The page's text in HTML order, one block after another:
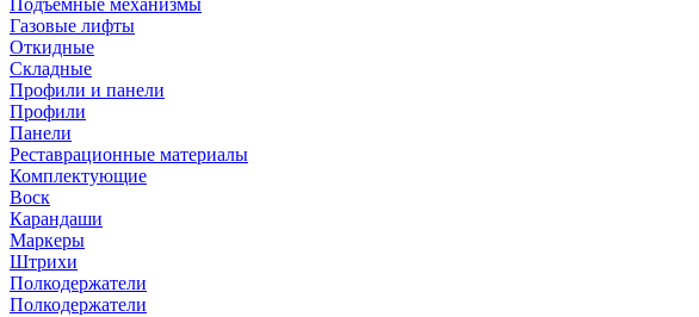
Подъемные механизмы
Газовые лифты
Откидные
Складные
Профили и панели
Профили
Панели
Реставрационные материалы
Комплектующие
Воск
Карандаши
Маркеры
Штрихи
Полкодержатели
Полкодержатели